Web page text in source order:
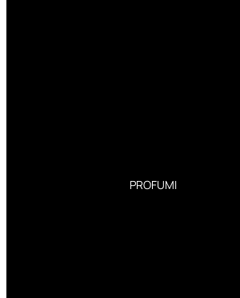
PROFUMI